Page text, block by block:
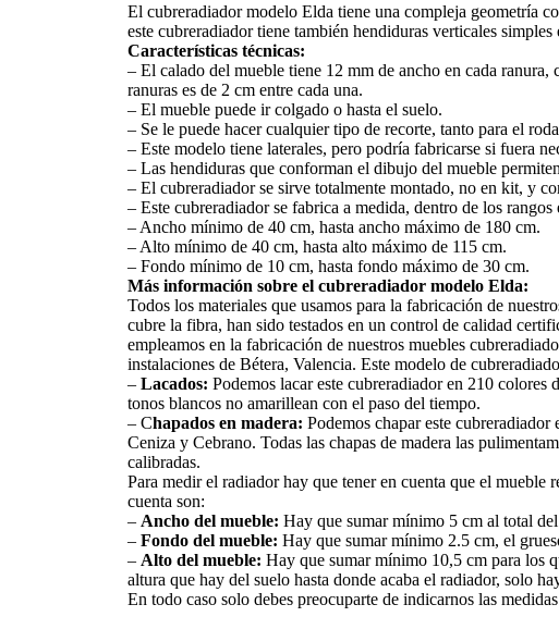
El cubreradiador modelo Elda tiene una compleja geometría
este cubreradiador tiene también hendiduras verticales simples
Características técnicas:
– El calado del mueble tiene 12 mm de ancho en cada
ranuras es de 2 cm entre cada una.
– El mueble puede ir colgado o hasta el suelo.
– Se le puede hacer cualquier tipo de recorte, tanto para el
– Este modelo tiene laterales, pero podría fabricarse si fuera
– Las hendiduras que conforman el dibujo del mueble
– El cubreradiador se sirve totalmente montado, no en kit, y
– Este cubreradiador se fabrica a medida, dentro de los
– Ancho mínimo de 40 cm, hasta ancho máximo de 180 cm.
– Alto mínimo de 40 cm, hasta alto máximo de 115 cm.
– Fondo mínimo de 10 cm, hasta fondo máximo de 30 cm.
Más información sobre el cubreradiador modelo Elda:
Todos los materiales que usamos para la fabricación de
cubre la fibra, han sido testados en un control de calidad
empleamos en la fabricación de nuestros muebles
instalaciones de Bétera, Valencia. Este modelo de
– Lacados: Podemos lacar este cubreradiador en 210
tonos blancos no amarillean con el paso del tiempo.
– Chapados en madera: Podemos chapar este
Ceniza y Cebrano. Todas las chapas de madera las
calibradas.
Para medir el radiador hay que tener en cuenta que el mueble
cuenta son:
– Ancho del mueble: Hay que sumar mínimo 5 cm al total
– Fondo del mueble: Hay que sumar mínimo 2.5 cm, el
– Alto del mueble: Hay que sumar mínimo 10,5 cm para los
altura que hay del suelo hasta donde acaba el radiador, solo
En todo caso solo debes preocuparte de indicarnos las